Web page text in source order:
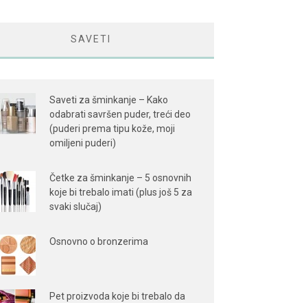
SAVETI
Saveti za šminkanje – Kako
odabrati savršen puder, treći deo
(puderi prema tipu kože, moji
omiljeni puderi)
Četke za šminkanje – 5 osnovnih
koje bi trebalo imati (plus još 5 za
svaki slučaj)
Osnovno o bronzerima
Pet proizvoda koje bi trebalo da